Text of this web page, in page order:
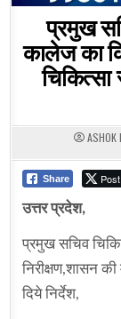
प्रमुख
कालेज का
ASHOK
Share Post
उत्तर प्रदेश,
प्रमुख सचिव
निरीक्षण,शासन
दिये निर्देश,